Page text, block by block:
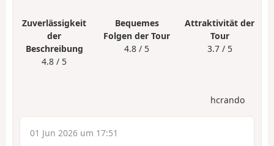
Zuverlässigkeit
der
Beschreibung
4.8 / 5
Bequemes
Folgen der Tour
4.8 / 5
Attraktivität der
Tour
3.7 / 5
hcrando
01 Jun 2026 um 17:51